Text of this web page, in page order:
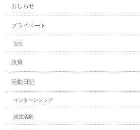
おしらせ
プライベート
育児
政策
活動日記
インターンシップ
政党活動